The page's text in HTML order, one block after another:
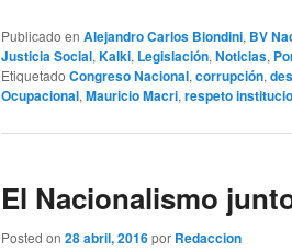
Publicado en Alejandro Carlos Biondini, BV
Justicia Social,Kalki, Legislación,Noticias,
Etiquetado Congreso Nacional,corrupción,
Ocupacional,Mauricio Macri,respeto
El Nacionalismo
Posted on 28 abril, 2016por Redaccion